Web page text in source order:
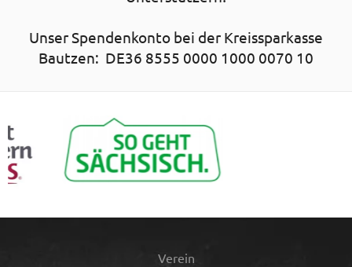
Unser Spendenkonto bei der Kreissparkasse
Bautzen: DE36 8555 0000 1000 0070 10
Verein